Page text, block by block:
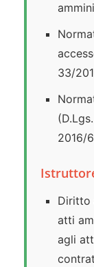
33/
2016/
Diritto
atti
agli